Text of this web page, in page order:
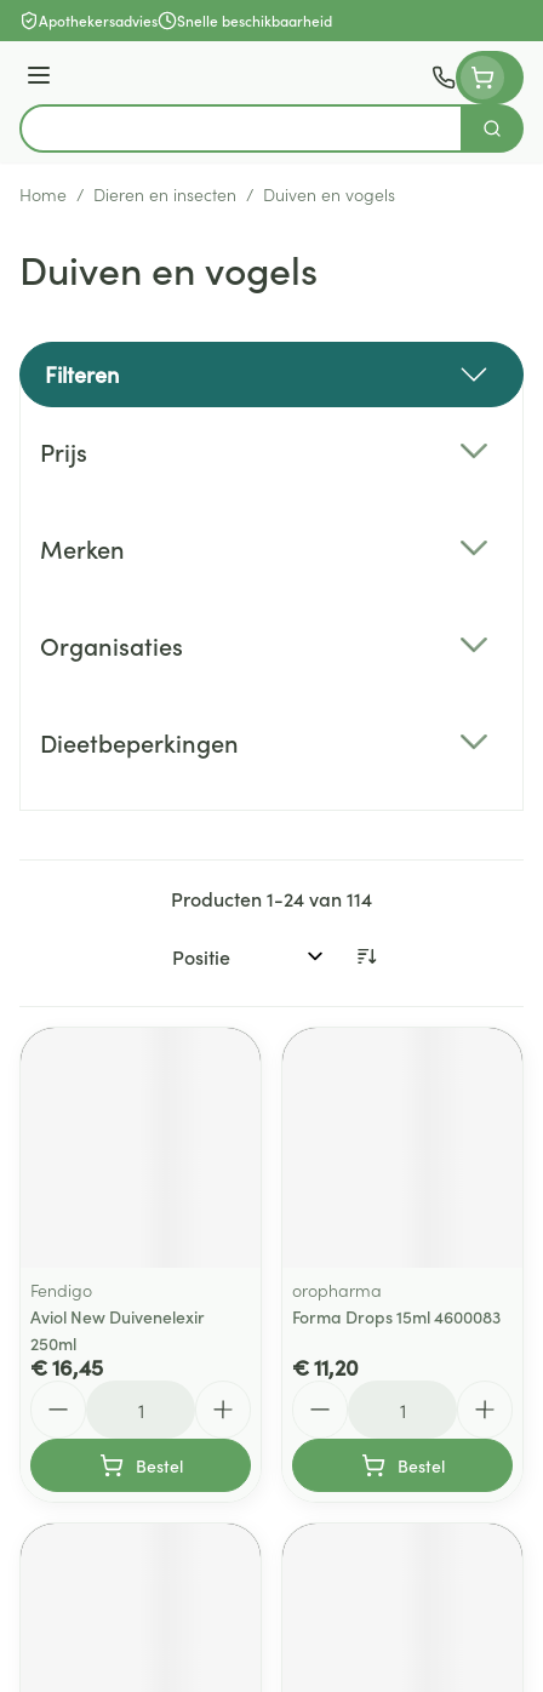
Ga naar de inhoud
Apothekersadvies Snelle beschikbaarheid
Menu
Product, merk, categorie...
Zoek
Home / Dieren en insecten / Duiven en vogels
Duiven en vogels
Filteren
Prijs
Merken
Organisaties
Dieetbeperkingen
Producten1-24van114
Sorteer op:
Fendigo
Aviol New Duivenelexir
250ml
€ 16,45
Bestel
oropharma
Forma Drops 15ml 4600083
€ 11,20
Bestel